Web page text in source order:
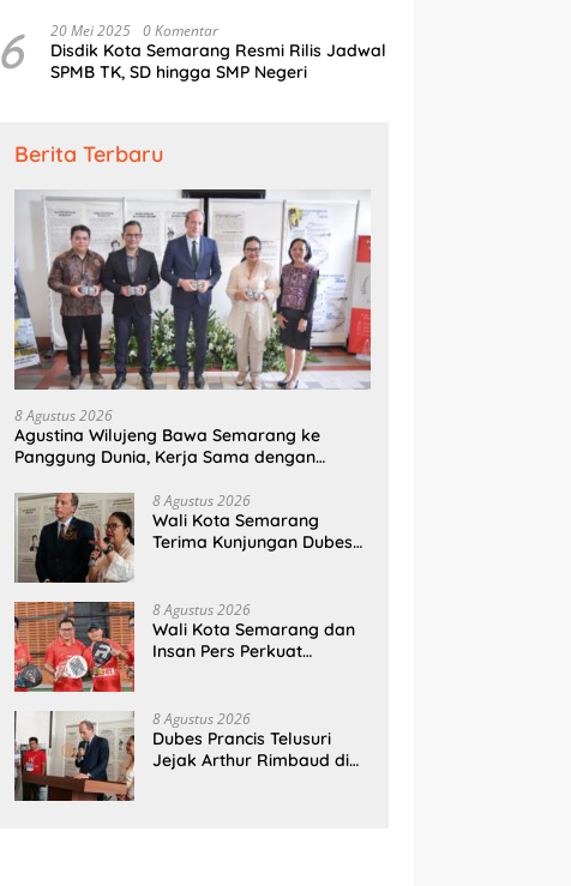
6 20 Mei 2025 0 Komentar
Disdik Kota Semarang Resmi Rilis Jadwal
SPMB TK, SD hingga SMP Negeri
Berita Terbaru
8 Agustus 2026
Agustina Wilujeng Bawa Semarang ke
Panggung Dunia, Kerja Sama dengan
8 Agustus 2026
Wali Kota Semarang
Terima Kunjungan Dubes
8 Agustus 2026
Wali Kota Semarang dan
Insan Pers Perkuat
8 Agustus 2026
Dubes Prancis Telusuri
Jejak Arthur Rimbaud di